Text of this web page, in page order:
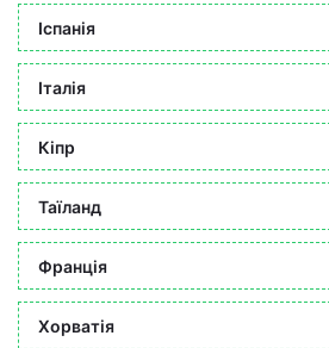
Іспанія
Італія
Кіпр
Таїланд
Франція
Хорватія